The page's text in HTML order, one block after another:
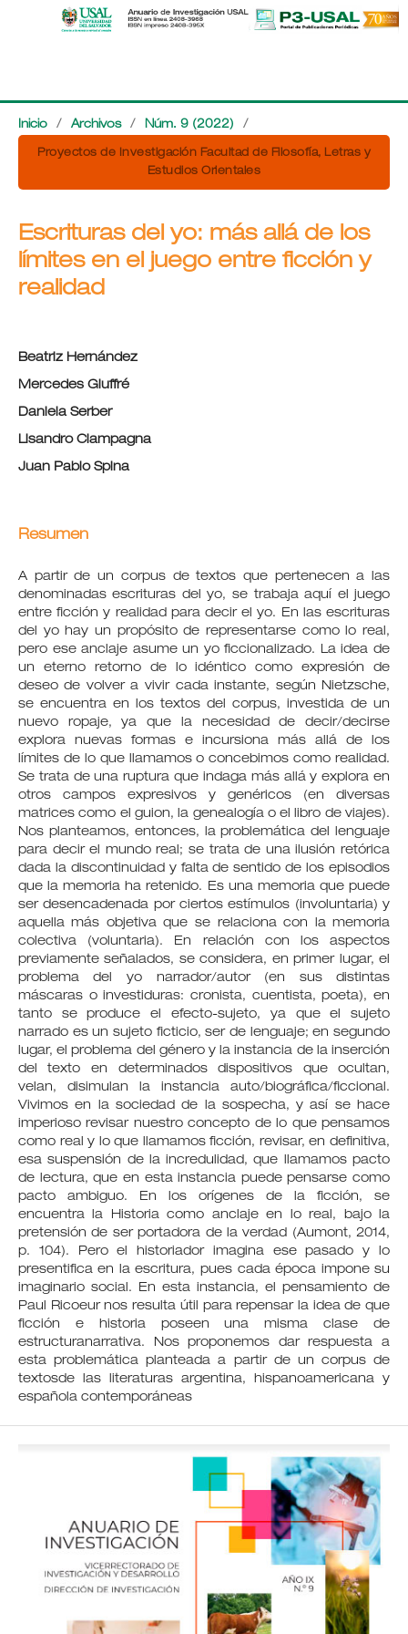
Inicio / Archivos / Núm. 9 (2022) /
Proyectos de Investigación Facultad de Filosofía, Letras y
Estudios Orientales
Escrituras del yo: más allá de los
límites en el juego entre ficción y
realidad
Beatriz Hernández
Mercedes Giuffré
Daniela Serber
Lisandro Ciampagna
Juan Pablo Spina
Resumen
A partir de un corpus de textos que pertenecen a las
denominadas escrituras del yo, se trabaja aquí el juego
entre ficción y realidad para decir el yo. En las escrituras
del yo hay un propósito de representarse como lo real,
pero ese anclaje asume un yo ficcionalizado. La idea de
un eterno retorno de lo idéntico como expresión de
deseo de volver a vivir cada instante, según Nietzsche,
se encuentra en los textos del corpus, investida de un
nuevo ropaje, ya que la necesidad de decir/decirse
explora nuevas formas e incursiona más allá de los
límites de lo que llamamos o concebimos como realidad.
Se trata de una ruptura que indaga más allá y explora en
otros campos expresivos y genéricos (en diversas
matrices como el guion, la genealogía o el libro de viajes).
Nos planteamos, entonces, la problemática del lenguaje
para decir el mundo real; se trata de una ilusión retórica
dada la discontinuidad y falta de sentido de los episodios
que la memoria ha retenido. Es una memoria que puede
ser desencadenada por ciertos estímulos (involuntaria) y
aquella más objetiva que se relaciona con la memoria
colectiva (voluntaria). En relación con los aspectos
previamente señalados, se considera, en primer lugar, el
problema del yo narrador/autor (en sus distintas
máscaras o investiduras: cronista, cuentista, poeta), en
tanto se produce el efecto-sujeto, ya que el sujeto
narrado es un sujeto ficticio, ser de lenguaje; en segundo
lugar, el problema del género y la instancia de la inserción
del texto en determinados dispositivos que ocultan,
velan, disimulan la instancia auto/biográfica/ficcional.
Vivimos en la sociedad de la sospecha, y así se hace
imperioso revisar nuestro concepto de lo que pensamos
como real y lo que llamamos ficción, revisar, en definitiva,
esa suspensión de la incredulidad, que llamamos pacto
de lectura, que en esta instancia puede pensarse como
pacto ambiguo. En los orígenes de la ficción, se
encuentra la Historia como anclaje en lo real, bajo la
pretensión de ser portadora de la verdad (Aumont, 2014,
p. 104). Pero el historiador imagina ese pasado y lo
presentifica en la escritura, pues cada época impone su
imaginario social. En esta instancia, el pensamiento de
Paul Ricoeur nos resulta útil para repensar la idea de que
ficción e historia poseen una misma clase de
estructuranarrativa. Nos proponemos dar respuesta a
esta problemática planteada a partir de un corpus de
textosde las literaturas argentina, hispanoamericana y
española contemporáneas